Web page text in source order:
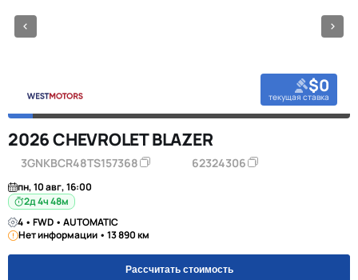
$0
текущая ставка
2026 CHEVROLET BLAZER
3GNKBCR48TS157368 62324306
пн, 10 авг, 16:00
2д 4ч 48м
4 • FWD • AUTOMATIC
Нет информации • 13 890 км
Рассчитать стоимость